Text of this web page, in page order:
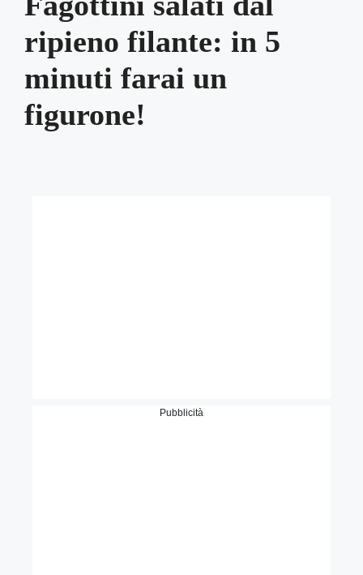
ripieno filante: in 5
minuti farai un
figurone!
Pubblicità